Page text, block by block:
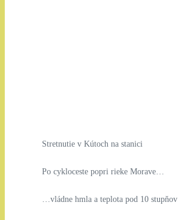
Stretnutie v Kútoch na stanici
Po cykloceste popri rieke Morave…
…vládne hmla a teplota pod 10 stupňov